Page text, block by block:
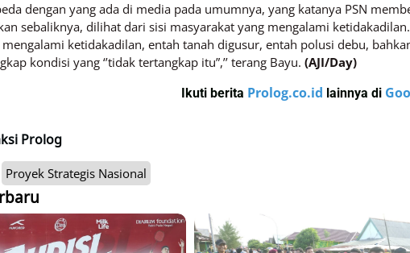
dengan yang ada di media pada umumnya, yang katanya PSN
sebaliknya, dilihat dari sisi masyarakat yang mengalami
mengalami ketidakadilan, entah tanah digusur, entah polusi debu,
kondisi yang ‘’tidak tertangkap itu”,’’ terang Bayu. (AJI/Day)
Ikuti berita Prolog.co.id lainnya di
Prolog
Proyek Strategis Nasional